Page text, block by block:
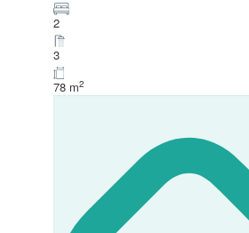
2
3
78 m2